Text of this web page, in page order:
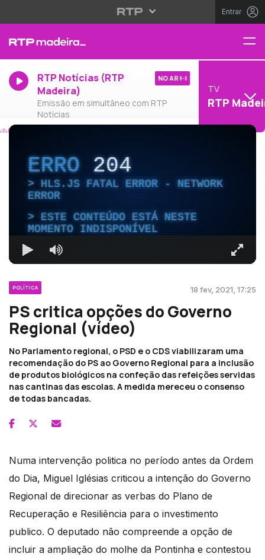
Entrar
RTP Notícias (RTP
Madeira)
Emissão em simultâneo com RTP
Notícias
NO AR
TV
RTP
ERRO204
HLS.JS FATAL ERROR - NETWORK
ERROR
ESTE CONTEÚDO ESTÁ NESTE
MOMENTO INDISPONÍVEL
POLÍTICA 18 fev, 2021, 17:25
PS critica opções do Governo
Regional (vídeo)
No Parlamento regional, o PSD e o CDS viabilizaram uma
recomendação do PS ao Governo Regional para a inclusão
de produtos biológicos na confeção das refeições servidas
nas cantinas das escolas. A medida mereceu o consenso
de todas bancadas.
Numa intervenção politica no período antes da Ordem
do Dia, Miguel Iglésias criticou a intenção do Governo
Regional de direcionar as verbas do Plano de
Recuperação e Resiliência para o investimento
publico. O deputado não compreende a opção de
incluir a ampliação do molhe da Pontinha e contestou